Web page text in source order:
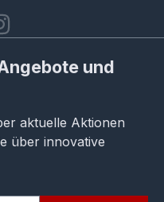
und
aktuelle Aktionen
über innovative